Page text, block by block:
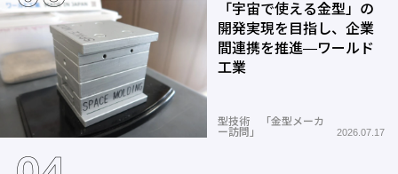
「宇宙で使える金型」の
開発実現を目指し、企業
間連携を推進―ワールド
工業
型技術 「金型メーカ
ー訪問」
2026.07.17